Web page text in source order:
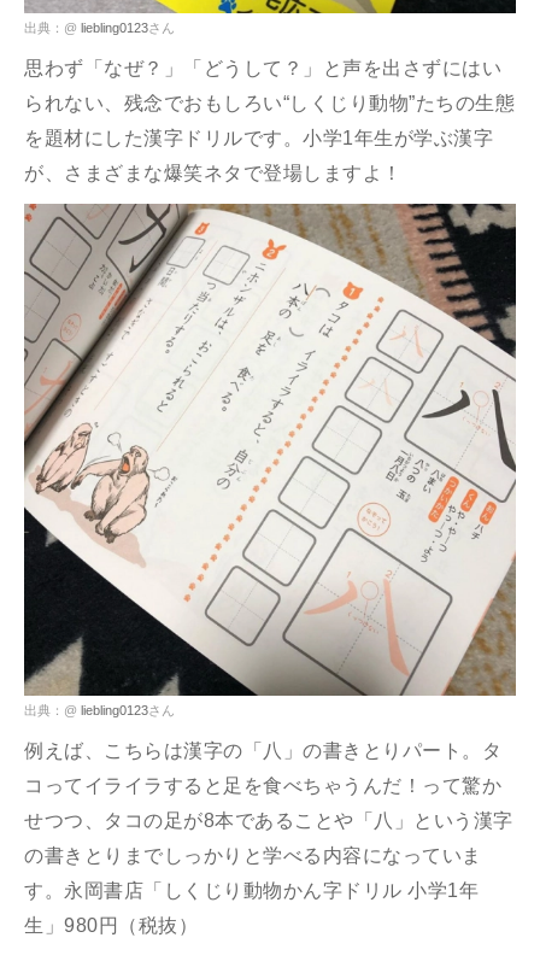
出典：@ liebling0123さん
思わず「なぜ？」「どうして？」と声を出さずにはい
られない、残念でおもしろい“しくじり動物”たちの生態
を題材にした漢字ドリルです。小学1年生が学ぶ漢字
が、さまざまな爆笑ネタで登場しますよ！
出典：@ liebling0123さん
例えば、こちらは漢字の「八」の書きとりパート。タ
コってイライラすると足を食べちゃうんだ！って驚か
せつつ、タコの足が8本であることや「八」という漢字
の書きとりまでしっかりと学べる内容になっていま
す。永岡書店「しくじり動物かん字ドリル 小学1年
生」980円（税抜）